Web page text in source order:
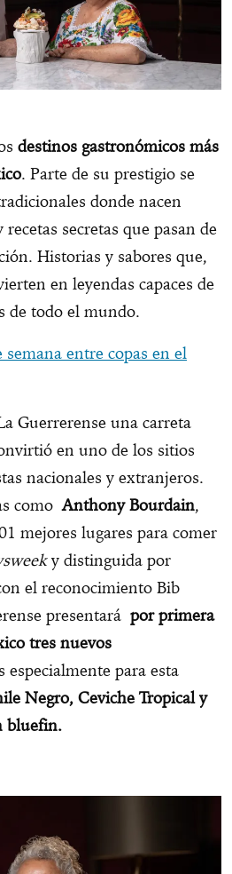
destinos gastronómicos más
. Parte de su prestigio se
donde nacen
secretas que pasan de
Historias y sabores que,
en leyendas capaces de
de todo el mundo.
semana entre copas en el
Guerrerense una carreta
en uno de los sitios
nacionales y extranjeros.
comoAnthony Bourdain,
mejores lugares para comer
y distinguida por
el reconocimiento Bib
presentará por primera
tres nuevos
especialmente para esta
Negro, Ceviche Tropical y
bluefin.